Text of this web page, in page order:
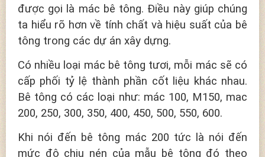
được gọi là mác bê tông. Điều này giúp chúng
ta hiểu rõ hơn về tính chất và hiệu suất của bê
tông trong các dự án xây dựng.
Có nhiều loại mác bê tông tươi, mỗi mác sẽ có
cấp phối tỷ lệ thành phần cốt liệu khác nhau.
Bê tông có các loại như: mác 100, M150, mac
200, 250, 300, 350, 400, 450, 500, 550, 600.
Khi nói đến bê tông mác 200 tức là nói đến
mức độ chịu nén của mẫu bê tông đó theo